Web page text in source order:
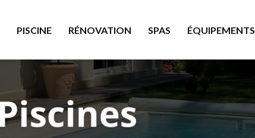
PISCINE RÉNOVATION SPAS ÉQUIPEMENTS